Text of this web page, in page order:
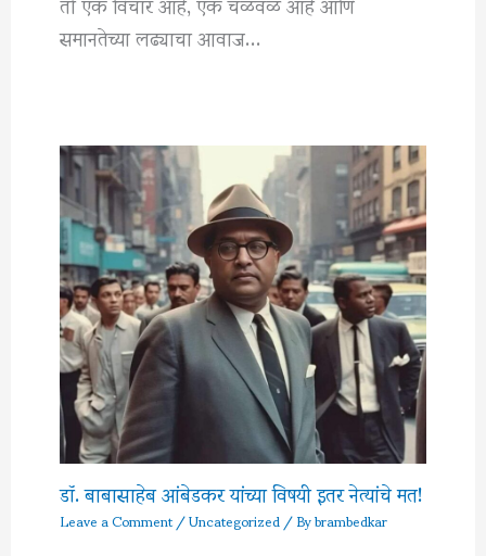
समानतेच्या लढ्याचा आवाज…
डॉ. बाबासाहेब आंबेडकर यांच्या विषयी इतर नेत्यांचे मत!
Leave a Comment/Uncategorized/ Bybrambedkar